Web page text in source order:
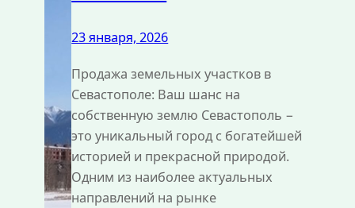
23 января, 2026
Продажа земельных участков в
Севастополе: Ваш шанс на
собственную землю Севастополь −
это уникальный город с богатейшей
историей и прекрасной природой.
Одним из наиболее актуальных
направлений на рынке